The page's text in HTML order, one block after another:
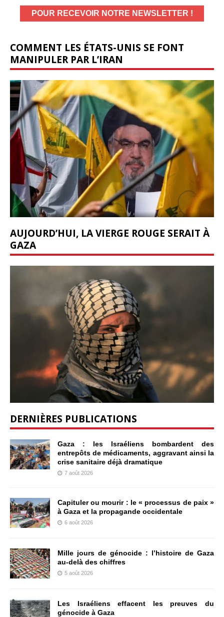
COMMENT LES ÉTATS-UNIS SE FONT
MANIPULER PAR L’IRAN
AUJOURD’HUI, LA VIERGE ROUGE SERAIT À
GAZA
DERNIÈRES PUBLICATIONS
Gaza : les Israéliens bombardent des
entrepôts de médicaments, aggravant ainsi la
crise sanitaire déjà dramatique
7 août 2026
Capituler ou mourir : le « processus de paix »
à Gaza et la propagande occidentale
6 août 2026
Mille jours de génocide : l’histoire de Gaza
au-delà des chiffres
5 août 2026
Les Israéliens effacent les preuves du
génocide à Gaza